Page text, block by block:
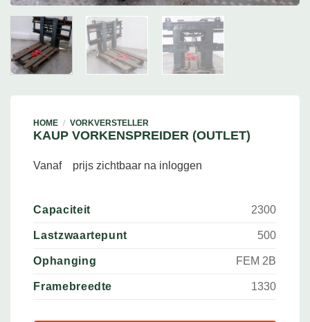
HOME / VORKVERSTELLER
KAUP VORKENSPREIDER (OUTLET)
Vanaf prijs zichtbaar na inloggen
Capaciteit 2300
Lastzwaartepunt 500
Ophanging FEM 2B
Framebreedte 1330